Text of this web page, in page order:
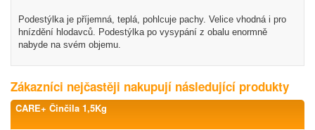
Podestýlka je příjemná, teplá, pohlcuje pachy. Velice vhodná i pro
hnízdění hlodavců. Podestýlka po vysypání z obalu enormně
nabyde na svém objemu.
Zákazníci nejčastěji nakupují následující produkty
CARE+ Činčila 1,5Kg